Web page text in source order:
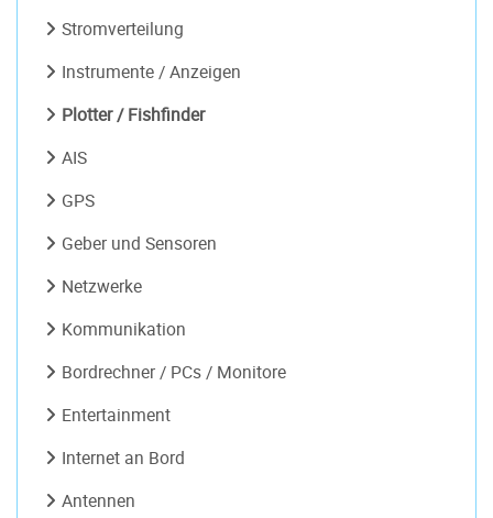
Stromverteilung
Instrumente / Anzeigen
Plotter / Fishfinder
AIS
GPS
Geber und Sensoren
Netzwerke
Kommunikation
Bordrechner / PCs / Monitore
Entertainment
Internet an Bord
Antennen